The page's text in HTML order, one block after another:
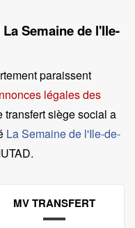
Semaine de l'Ile-
paraissent
légales des
transfert siège social a
La Semaine de l'Ile-de-
.
MV TRANSFERT